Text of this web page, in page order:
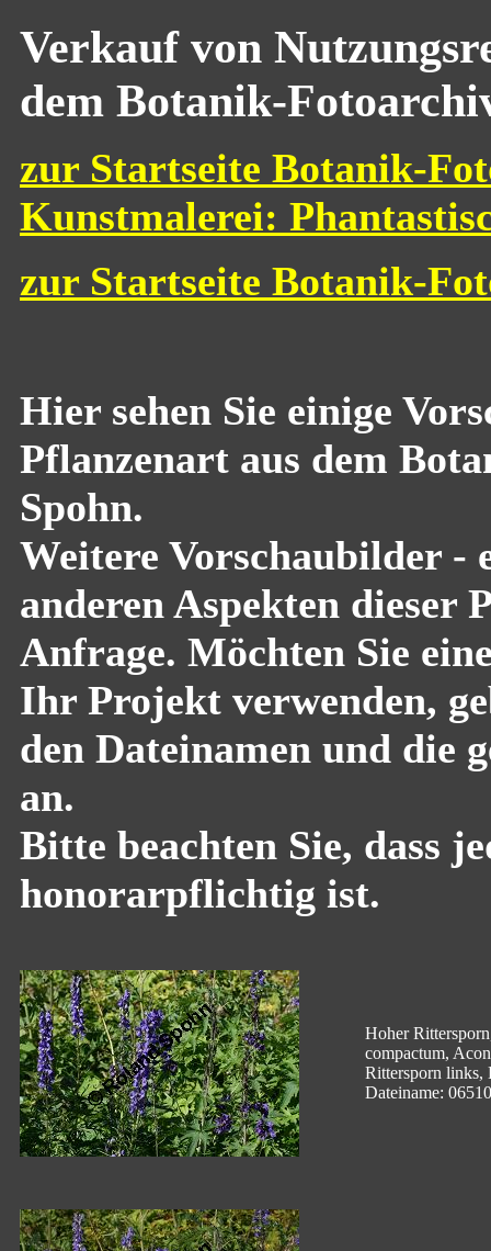
Verkauf von
dem Botanik-
zur Startseite Botanik-
Kunstmalerei:
zur Startseite Botanik-
Hier sehen Sie einige
Pflanzenart aus dem
Spohn.
Weitere Vorschaubilder -
anderen Aspekten dieser
Anfrage. Möchten Sie
Ihr Projekt verwenden,
den Dateinamen und die
an.
Bitte beachten Sie, dass
honorarpflichtig ist.
Hoher
compactum,
Rittersporn links,
Dateiname: